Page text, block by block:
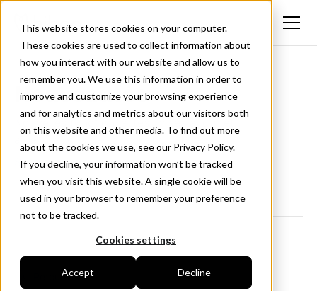
This website stores cookies on your computer.
These cookies are used to collect information about
how you interact with our website and allow us to
remember you. We use this information in order to
improve and customize your browsing experience
and for analytics and metrics about our visitors both
on this website and other media. To find out more
about the cookies we use, see our Privacy Policy.
If you decline, your information won’t be tracked
when you visit this website. A single cookie will be
used in your browser to remember your preference
not to be tracked.
Cookies settings
Accept Decline
Nouveautés
Nouvelles fonctionnalités, mises à jour et
Suivez-nous sur LinkedIn
<- Retour